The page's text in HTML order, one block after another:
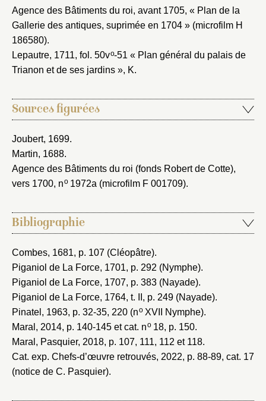
Agence des Bâtiments du roi, avant 1705, « Plan de la
Gallerie des antiques, suprimée en 1704 » (microfilm H
186580).
Lepautre, 1711, fol. 50vo-51 « Plan général du palais de
Trianon et de ses jardins », K.
Sources figurées
Joubert, 1699.
Martin, 1688.
Agence des Bâtiments du roi (fonds Robert de Cotte),
vers 1700, no1972a (microfilm F 001709).
Bibliographie
Combes, 1681, p. 107 (Cléopâtre).
Piganiol de La Force, 1701, p. 292 (Nymphe).
Piganiol de La Force, 1707, p. 383 (Nayade).
Piganiol de La Force, 1764, t. II, p. 249 (Nayade).
Pinatel, 1963, p. 32-35, 220 (noXVII Nymphe).
Maral, 2014, p. 140-145 et cat. no18, p. 150.
Maral, Pasquier, 2018, p. 107, 111, 112 et 118.
Cat. exp. Chefs-d’œuvre retrouvés, 2022, p. 88-89, cat. 17
(notice de C. Pasquier).